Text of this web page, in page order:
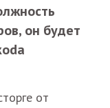
он будет
от